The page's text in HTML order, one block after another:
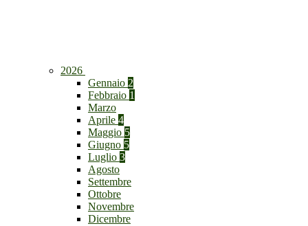
2026
Gennaio 2
Febbraio 1
Marzo
Aprile 4
Maggio 5
Giugno 5
Luglio 3
Agosto
Settembre
Ottobre
Novembre
Dicembre